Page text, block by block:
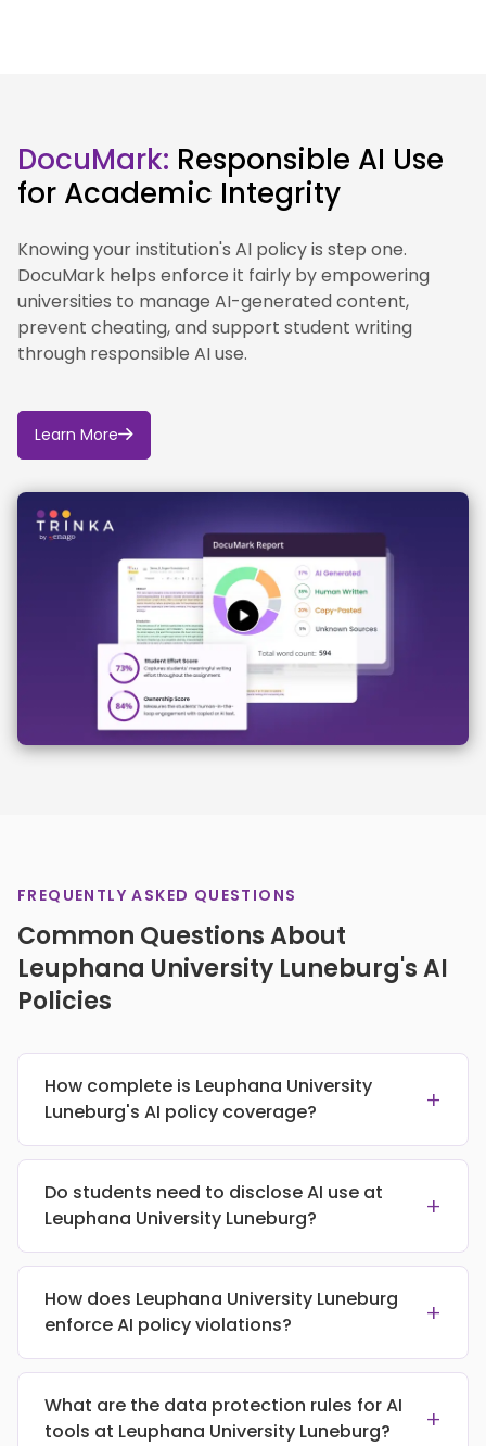
Mit dem Leuphana AI Campus entwickelt die
Universität innovative Lehr- und Lernformate im
DocuMark: Responsible AI Use
for Academic Integrity
Knowing your institution's AI policy is step one.
DocuMark helps enforce it fairly by empowering
universities to manage AI-generated content,
prevent cheating, and support student writing
through responsible AI use.
Learn More
FREQUENTLY ASKED QUESTIONS
Common Questions About
Leuphana University Luneburg's AI
Policies
How complete is Leuphana University
Luneburg's AI policy coverage?
+
Do students need to disclose AI use at
Leuphana University Luneburg?
+
How does Leuphana University Luneburg
enforce AI policy violations?
+
What are the data protection rules for AI
tools at Leuphana University Luneburg?
+